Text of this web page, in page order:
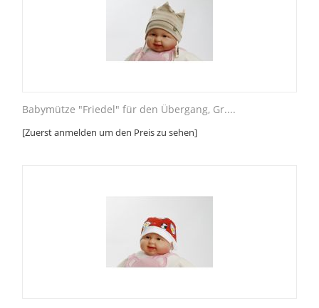
Babymütze "Friedel" für den Übergang, Gr....
[Zuerst anmelden um den Preis zu sehen]